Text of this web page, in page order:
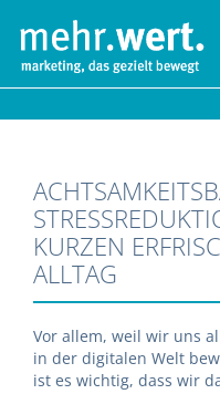
überspringen
KURZEN
ALLTAG
Vor allem, weil wir uns
in der digitalen Welt
ist es wichtig, dass wir